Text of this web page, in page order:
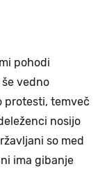
pohodi
vedno
protesti, temveč
nosijo
so med
ima gibanje